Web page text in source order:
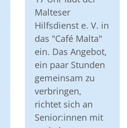
Malteser
Hilfsdienst e. V. in
das "Café Malta"
ein. Das Angebot,
ein paar Stunden
gemeinsam zu
verbringen,
richtet sich an
Senior:innen mit